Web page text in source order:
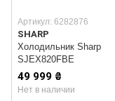
Артикул: 6282876
SHARP
Холодильник Sharp
SJEX820FBE
49 999 ₴
Нет в наличии